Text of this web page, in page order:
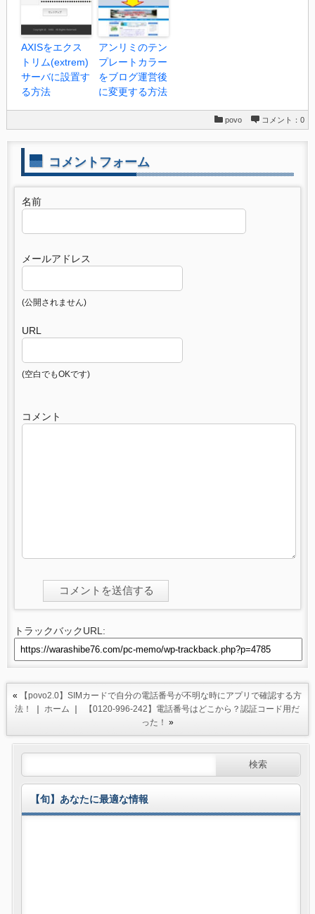
AXISをエクス
トリム(extrem)
サーバに設置す
る方法
アンリミのテン
プレートカラー
をブログ運営後
に変更する方法
povo コメント：0
コメントフォーム
名前
メールアドレス
(公開されません)
URL
(空白でもOKです)
コメント
トラックバックURL:
«
【povo2.0】SIMカードで自分の電話番号が不明な時にアプリで確認する方
法！
｜ ホーム ｜
【0120-996-242】電話番号はどこから？認証コード用だ
った！ »
【旬】あなたに最適な情報